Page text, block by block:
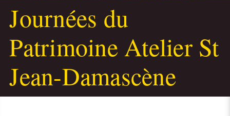
Journées du
Patrimoine Atelier St
Jean-Damascène